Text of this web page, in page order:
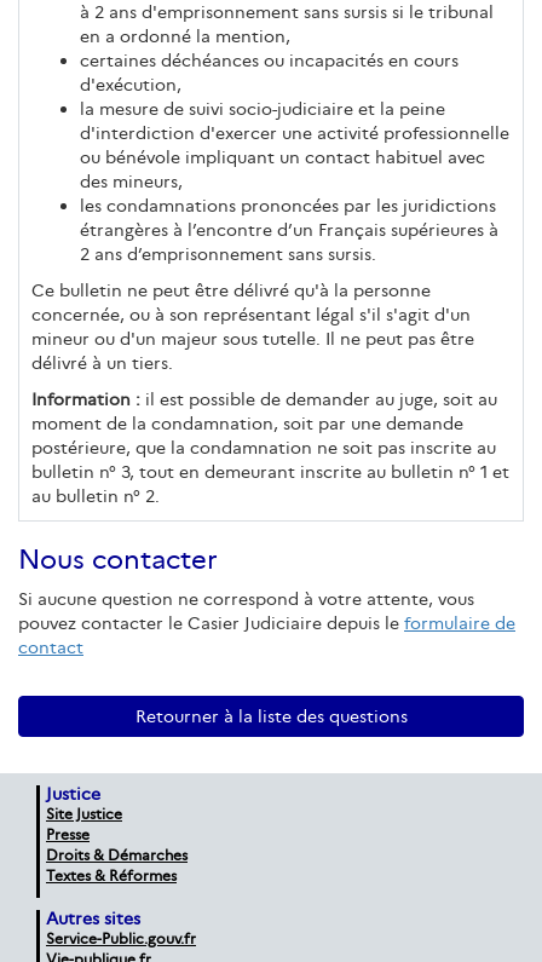
à 2 ans d'emprisonnement sans sursis si le tribunal
en a ordonné la mention,
certaines déchéances ou incapacités en cours
d'exécution,
la mesure de suivi socio-judiciaire et la peine
d'interdiction d'exercer une activité professionnelle
ou bénévole impliquant un contact habituel avec
des mineurs,
les condamnations prononcées par les juridictions
étrangères à l’encontre d’un Français supérieures à
2 ans d’emprisonnement sans sursis.
Ce bulletin ne peut être délivré qu'à la personne
concernée, ou à son représentant légal s'il s'agit d'un
mineur ou d'un majeur sous tutelle. Il ne peut pas être
délivré à un tiers.
Information : il est possible de demander au juge, soit au
moment de la condamnation, soit par une demande
postérieure, que la condamnation ne soit pas inscrite au
bulletin n° 3, tout en demeurant inscrite au bulletin n° 1 et
au bulletin n° 2.
Nous contacter
Si aucune question ne correspond à votre attente, vous
pouvez contacter le Casier Judiciaire depuis le formulaire de
contact
Retourner à la liste des questions
Justice
Site Justice
Presse
Droits & Démarches
Textes & Réformes
Autres sites
Service-Public.gouv.fr